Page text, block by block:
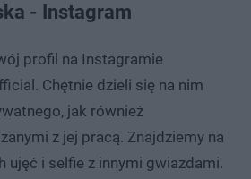
- Instagram
profil na Instagramie
Chętnie dzieli się na nim
jak również
z jej pracą. Znajdziemy na
ujęć i selfie z innymi gwiazdami.